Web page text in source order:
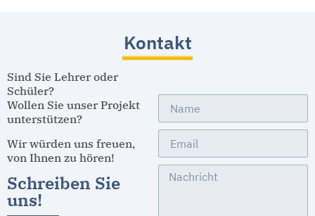
Kontakt
Sind Sie Lehrer oder
Schüler?
Wollen Sie unser Projekt
unterstützen?
Wir würden uns freuen,
von Ihnen zu hören!
Schreiben Sie
uns!